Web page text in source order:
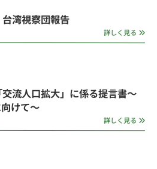
湾視察団報告
詳しく見る
流人口拡大」に係る提言書～
けて～
詳しく見る